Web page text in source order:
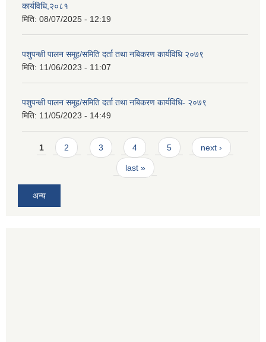
कार्यविधि,२०८१
मिति: 08/07/2025 - 12:19
पशुपन्क्षी पालन समूह/समिति दर्ता तथा नबिकरण कार्यविधि २०७९
मिति: 11/06/2023 - 11:07
पशुपन्क्षी पालन समूह/समिति दर्ता तथा नबिकरण कार्यविधि- २०७९
मिति: 11/05/2023 - 14:49
Pages
1 2 3 4 5 next ›
last »
अन्य